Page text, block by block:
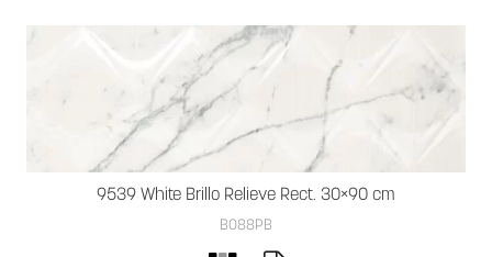
9539 White Brillo Relieve Rect. 30×90 cm
B088PB